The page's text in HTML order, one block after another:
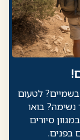
לטעום
נשימה? בואו
סיורים
בפנים.